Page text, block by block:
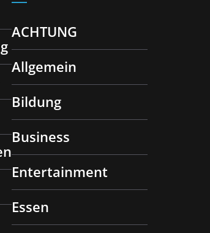
ACHTUNG
Allgemein
Bildung
Business
Entertainment
Essen